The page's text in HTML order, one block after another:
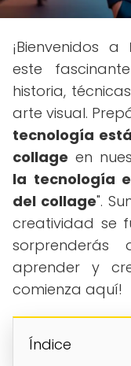
¡Bienvenidos a
este
historia,
arte visual.
tecnología
collage en
la tecnología
del collage".
creatividad se
aprender y
comienza aquí!
Índice